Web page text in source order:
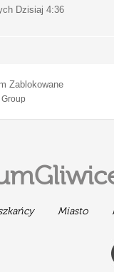
Dzisiaj 4:36
Zablokowane
Miasto